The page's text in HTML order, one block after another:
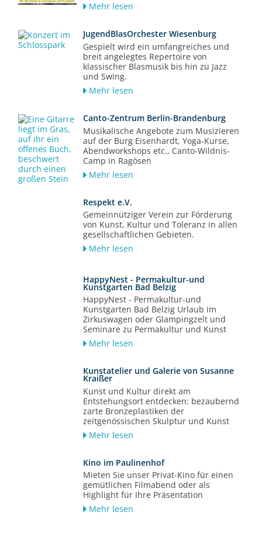
Mehr lesen
JugendBlasOrchester Wiesenburg
Gespielt wird ein umfangreiches und
breit angelegtes Repertoire von
klassischer Blasmusik bis hin zu Jazz
und Swing.
Mehr lesen
Canto-Zentrum Berlin-Brandenburg
Musikalische Angebote zum Musizieren
auf der Burg Eisenhardt, Yoga-Kurse,
Abendworkshops etc., Canto-Wildnis-
Camp in Ragösen
Mehr lesen
Respekt e.V.
Gemeinnütziger Verein zur Förderung
von Kunst, Kultur und Toleranz in allen
gesellschaftlichen Gebieten.
Mehr lesen
HappyNest - Permakultur-und
Kunstgarten Bad Belzig
HappyNest - Permakultur-und
Kunstgarten Bad Belzig Urlaub im
Zirkuswagen oder Glampingzelt und
Seminare zu Permakultur und Kunst
Mehr lesen
Kunstatelier und Galerie von Susanne
Kraißer
Kunst und Kultur direkt am
Entstehungsort entdecken: bezaubernd
zarte Bronzeplastiken der
zeitgenössischen Skulptur und Kunst
Mehr lesen
Kino im Paulinenhof
Mieten Sie unser Privat-Kino für einen
gemütlichen Filmabend oder als
Highlight für Ihre Präsentation
Mehr lesen